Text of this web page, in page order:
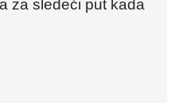
za sledeći put kada